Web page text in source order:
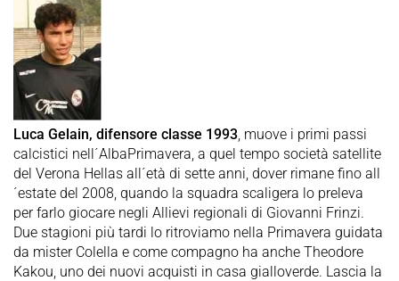
Luca Gelain, difensore classe 1993, muove i primi passi
calcistici nell´AlbaPrimavera, a quel tempo società satellite
del Verona Hellas all´età di sette anni, dover rimane fino all
´estate del 2008, quando la squadra scaligera lo preleva
per farlo giocare negli Allievi regionali di Giovanni Frinzi.
Due stagioni più tardi lo ritroviamo nella Primavera guidata
da mister Colella e come compagno ha anche Theodore
Kakou, uno dei nuovi acquisti in casa gialloverde. Lascia la